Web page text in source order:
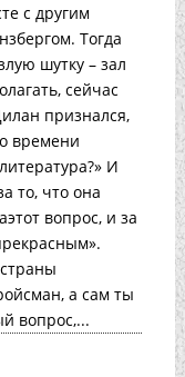
с другим
Тогда
шутку – зал
сейчас
признался,
времени
И
то, что она
вопрос, и за
а сам ты
вопрос,...